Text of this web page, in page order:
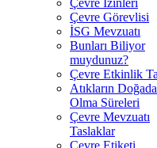
Çevre İzinleri
Çevre Görevlisi
İSG Mevzuatı
Bunları Biliyor
muydunuz?
Çevre Etkinlik
Atıkların
Olma Süreleri
Çevre Mevzuatı
Taslaklar
Çevre Etiketi